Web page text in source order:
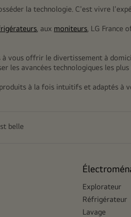
la technologie. C'est vivre
, aux moniteurs, LG France
à vous offrir le divertissement à
les avancées technologiques les
à la fois intuitifs et adaptés à
belle
Explorateur
Réfrigérateur
Lavage